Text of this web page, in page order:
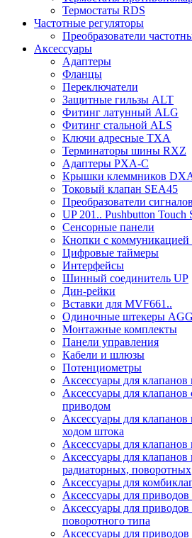
Термостаты RDS
Частотные регуляторы
Преобразователи
Аксессуары
Адаптеры
Фланцы
Переключатели
Защитные гильзы ALT
Фитинг латунный ALG
Фитинг стальной ALS
Ключи адресные TXA
Терминаторы шины RXZ
Адаптеры PXA-C
Крышки клеммников
Токовый клапан SEA45
Преобразователи
UP 201.. Pushbutton Touch
Сенсорные панели
Кнопки с
Цифровые таймеры
Интерфейсы
Шинный соединитель UP
Дин-рейки
Вставки для MVF661..
Одиночные штекеры AGG
Монтажные комплекты
Панели управления
Кабели и шлюзы
Потенциометры
Аксессуары для
Аксессуары для
приводом
Аксессуары для
ходом штока
Аксессуары для
Аксессуары для клапанов
радиаторных, поворотных
Аксессуары для
Аксессуары для
Аксессуары для
поворотного типа
Аксессуары для